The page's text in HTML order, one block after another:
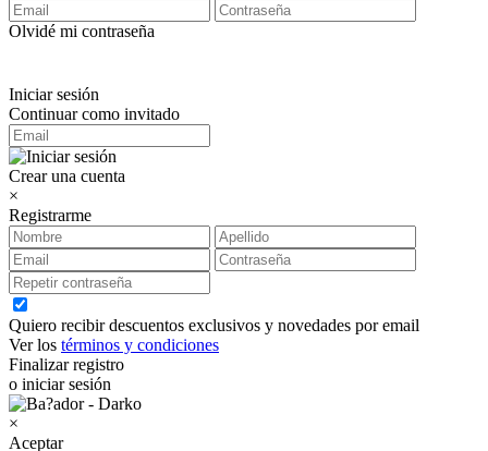
Olvidé mi contraseña
Iniciar sesión
Continuar como invitado
Crear una cuenta
×
Registrarme
Quiero recibir descuentos exclusivos y novedades por email
Ver los términos y condiciones
Finalizar registro
o iniciar sesión
×
Aceptar